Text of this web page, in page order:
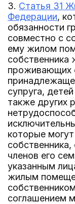
3. Статья 31
Федерации,
обязанности
совместно с
ему жилом
собственника
проживающих
супруга,
также других
которые
членов его
указанным
жилым
соглашением